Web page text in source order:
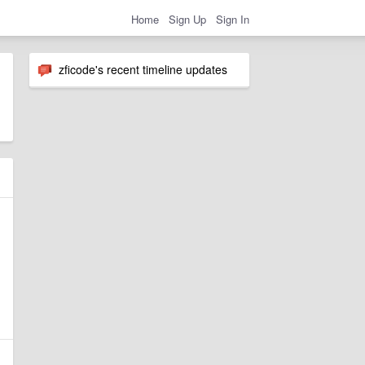
Home Sign Up Sign In
zficode's recent timeline updates